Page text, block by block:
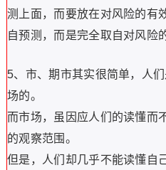
测上面，而要放在对风险的有
自预测，而是完全取自对风险
5、市、期市其实很简单，人
场的。
而市场，虽因应人们的读懂而
的观察范围。
但是，人们却几乎不能读懂自